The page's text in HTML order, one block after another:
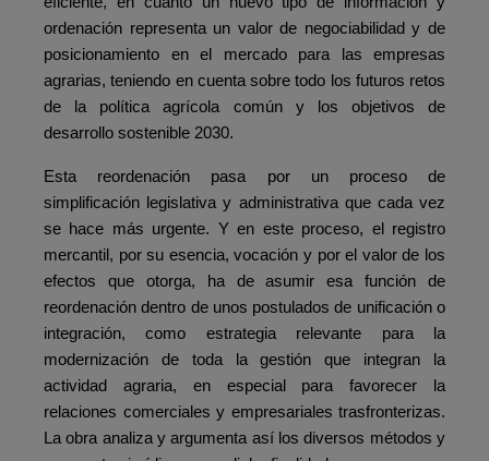
ordenación representa un valor de negociabilidad y de
posicionamiento en el mercado para las empresas
agrarias, teniendo en cuenta sobre todo los futuros retos
de la política agrícola común y los objetivos de
desarrollo sostenible 2030.
Esta reordenación pasa por un proceso de
simplificación legislativa y administrativa que cada vez
se hace más urgente. Y en este proceso, el registro
mercantil, por su esencia, vocación y por el valor de los
efectos que otorga, ha de asumir esa función de
reordenación dentro de unos postulados de unificación o
integración, como estrategia relevante para la
modernización de toda la gestión que integran la
actividad agraria, en especial para favorecer la
relaciones comerciales y empresariales trasfronterizas.
La obra analiza y argumenta así los diversos métodos y